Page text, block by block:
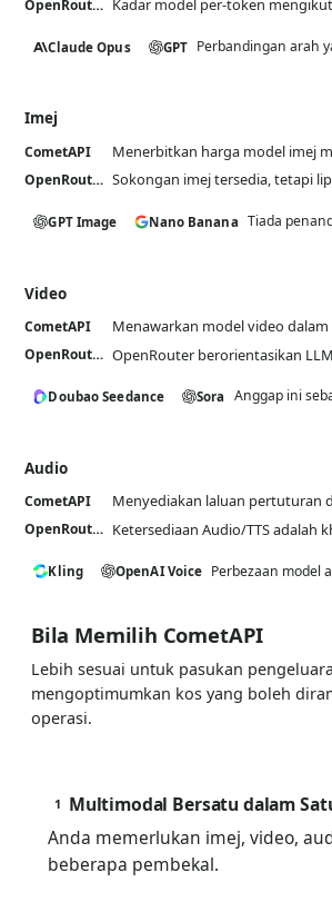
OpenRouter Kadar model per-token
Claude Opus GPT Perbandingan arah
Imej
CometAPI Menerbitkan harga model imej
OpenRouter Sokongan imej tersedia, tetapi
GPT Image Nano Banana Tiada
Video
CometAPI Menawarkan model video
OpenRouter OpenRouter berorientasikan
Doubao Seedance Sora Anggap ini
Audio
CometAPI Menyediakan laluan pertuturan
OpenRouter Ketersediaan Audio/TTS adalah
Kling OpenAI Voice Perbezaan model
Bila Memilih CometAPI
Lebih sesuai untuk pasukan
mengoptimumkan kos yang boleh
operasi.
1 Multimodal Bersatu dalam
Anda memerlukan imej, video,
beberapa pembekal.